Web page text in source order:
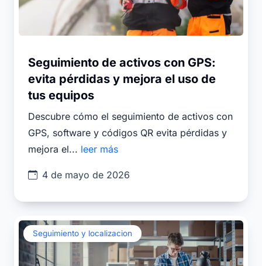
Seguimiento de activos con GPS:
evita pérdidas y mejora el uso de
tus equipos
Descubre cómo el seguimiento de activos con
GPS, software y códigos QR evita pérdidas y
mejora el... leer más
4 de mayo de 2026
Seguimiento y localizacion